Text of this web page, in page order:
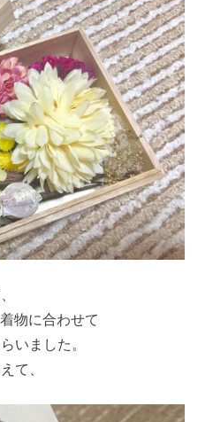
物に合わせて
いました。
て、